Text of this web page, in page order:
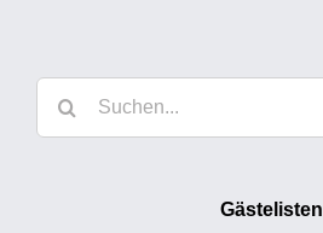
Suche
nach:
Gästelisten